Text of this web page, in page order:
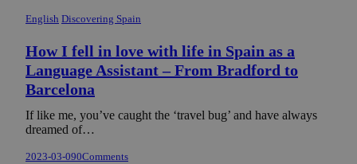
English Discovering Spain
How I fell in love with life in Spain as a
Language Assistant – From Bradford to
Barcelona
If like me, you’ve caught the ‘travel bug’ and have always
dreamed of…
2023-03-090Comments